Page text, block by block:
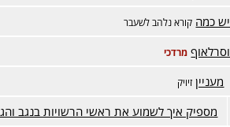
יש כמה קורא נלהב לשעבר
וסרלאוף מרדכי
מעניין זיויק
מספיק איך לשמוע את ראשי הרשויות בנגב